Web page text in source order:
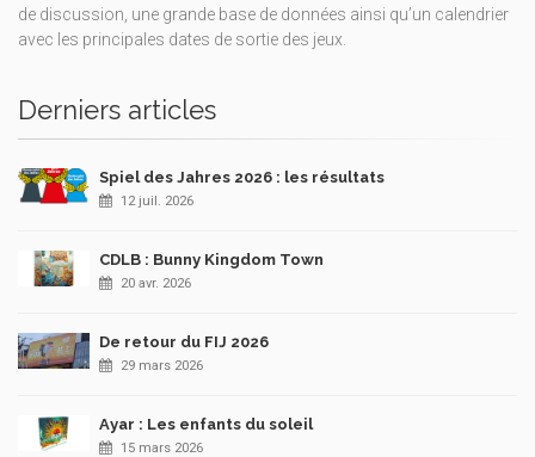
de discussion, une grande base de données ainsi qu’un calendrier
avec les principales dates de sortie des jeux.
Derniers articles
Spiel des Jahres 2026 : les résultats
12 juil. 2026
CDLB : Bunny Kingdom Town
20 avr. 2026
De retour du FIJ 2026
29 mars 2026
Ayar : Les enfants du soleil
15 mars 2026